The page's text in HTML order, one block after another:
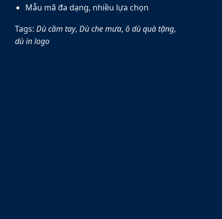
Mẫu mã đa dạng, nhiều lựa chọn
Tags: Dù cầm tay, Dù che mưa, ô dù quà tặng,
dù in logo